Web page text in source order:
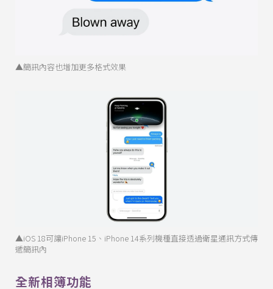
▲簡訊內容也增加更多格式效果
▲iOS 18可讓iPhone 15、iPhone 14系列機種直接透過衛星通訊方式傳
遞簡訊內
全新相簿功能